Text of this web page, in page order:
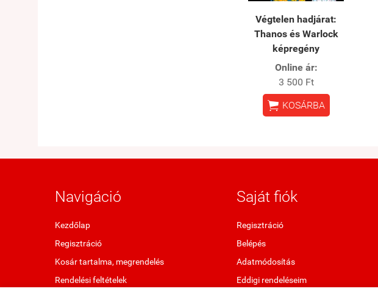
Végtelen hadjárat:
Thanos és Warlock
képregény
Online ár:
3 500 Ft
 KOSÁRBA
Navigáció
Kezdőlap
Regisztráció
Kosár tartalma, megrendelés
Rendelési feltételek
Saját fiók
Regisztráció
Belépés
Adatmódosítás
Eddigi rendeléseim